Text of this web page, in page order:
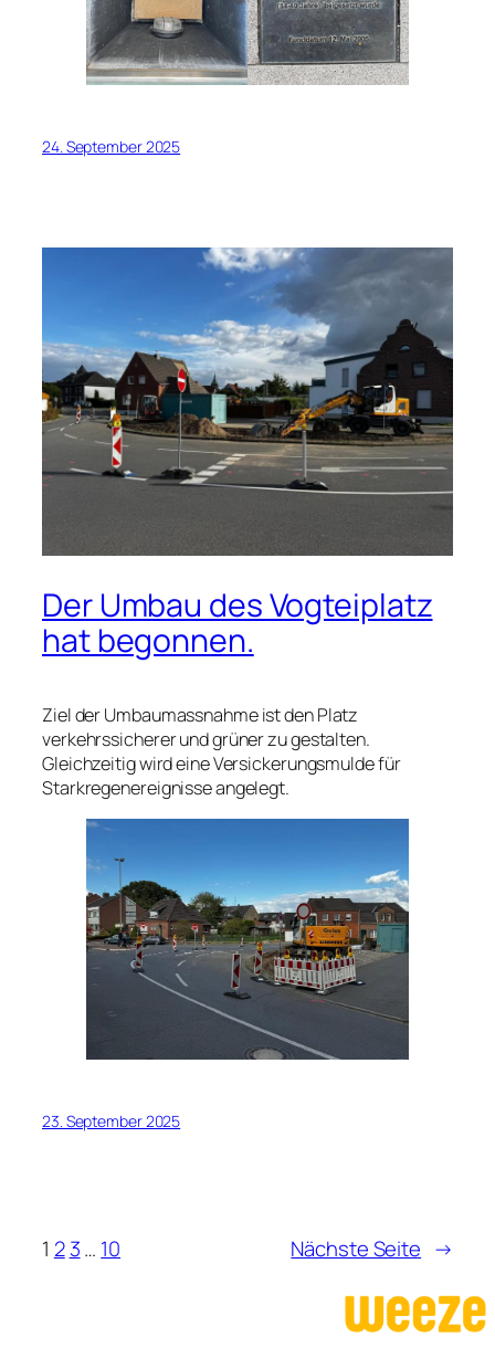
24. September 2025
Der Umbau des Vogteiplatz
hat begonnen.
Ziel der Umbaumassnahme ist den Platz
verkehrssicherer und grüner zu gestalten.
Gleichzeitig wird eine Versickerungsmulde für
Starkregenereignisse angelegt.
23. September 2025
1 2 3… 10 Nächste Seite →